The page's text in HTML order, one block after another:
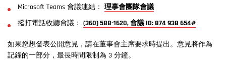
Microsoft Teams 會議連結： 理事會團隊會議
撥打電話收聽會議： (360) 588-1620, 會議 ID: 874 938 654#
如果您想發表公開意見，請在董事會主席要求時提出。意見將作為
記錄的一部分，最長時間限制為 3 分鐘。